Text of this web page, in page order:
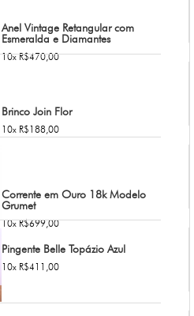
Anel Vintage Retangular com
Esmeralda e Diamantes
10x R$470,00
Brinco Join Flor
10x R$188,00
Corrente em Ouro 18k Modelo
Grumet
10x R$699,00
Pingente Belle Topázio Azul
10x R$411,00